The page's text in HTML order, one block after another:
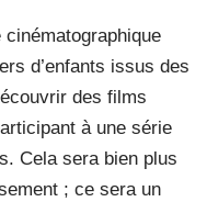
d’enfants issus des
des films
à une série
Cela sera bien plus
; ce sera un